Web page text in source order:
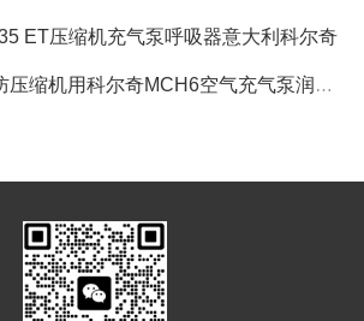
ET压缩机充气泵呼吸器意大利科尔奇
缩机用科尔奇MCH6空气充气泵润滑油